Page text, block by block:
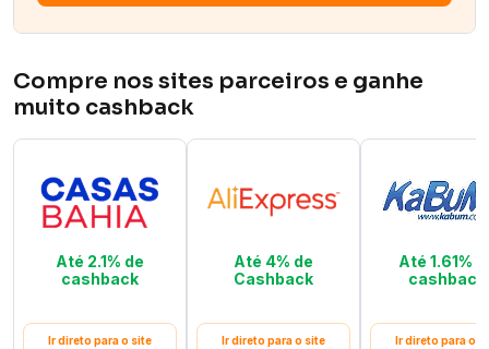
Compre nos sites parceiros e ganhe
muito cashback
Até 2.1% de
cashback
Ir direto para o site
Até 4% de
Cashback
Ir direto para o site
Até 1.61%
cashback
Ir direto para o